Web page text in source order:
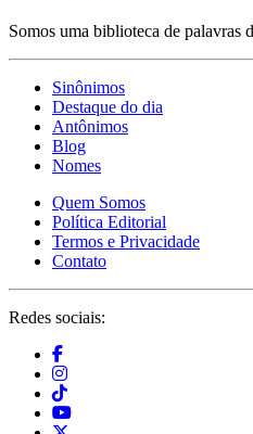
Somos uma biblioteca de palavras
Sinônimos
Destaque do dia
Antônimos
Blog
Nomes
Quem Somos
Política Editorial
Termos e Privacidade
Contato
Redes sociais: